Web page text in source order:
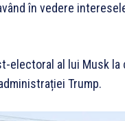
în vedere
electoral al lui Musk
Trump.